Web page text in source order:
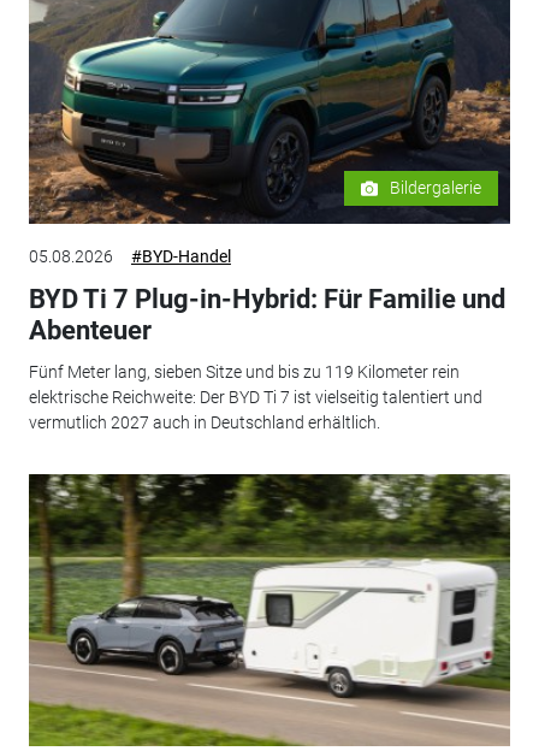
Bildergalerie
05.08.2026 #BYD-Handel
BYD Ti 7 Plug-in-Hybrid: Für Familie und
Abenteuer
Fünf Meter lang, sieben Sitze und bis zu 119 Kilometer rein
elektrische Reichweite: Der BYD Ti 7 ist vielseitig talentiert und
vermutlich 2027 auch in Deutschland erhältlich.